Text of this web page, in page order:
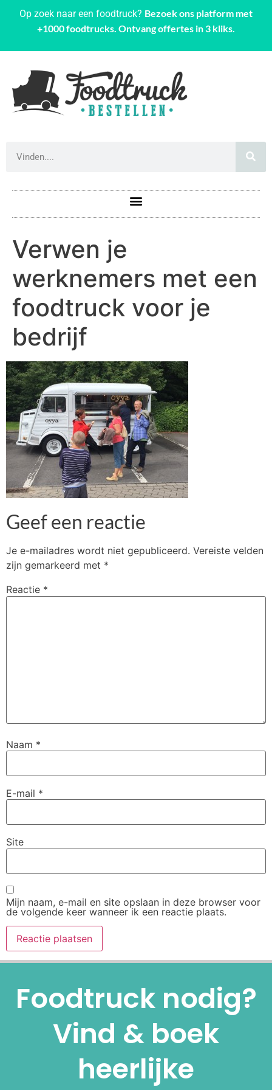
Op zoek naar een foodtruck? Bezoek ons platform met
+1000 foodtrucks. Ontvang offertes in 3 kliks.
Verwen je
werknemers met een
foodtruck voor je
bedrijf
Geef een reactie
Je e-mailadres wordt niet gepubliceerd. Vereiste velden
zijn gemarkeerd met *
Reactie *
Naam *
E-mail *
Site
Mijn naam, e-mail en site opslaan in deze browser voor
de volgende keer wanneer ik een reactie plaats.
Foodtruck nodig?
Vind & boek
heerlijke